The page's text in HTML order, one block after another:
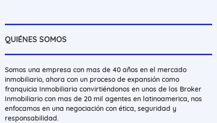
QUIÉNES SOMOS
Somos una empresa con mas de 40 años en el mercado
inmobiliario, ahora con un proceso de expansión como
franquicia Inmobiliaria convirtiéndonos en unos de los Broker
Inmobiliario con mas de 20 mil agentes en latinoamerica, nos
enfocamos en una negociación con ética, seguridad y
responsabilidad.